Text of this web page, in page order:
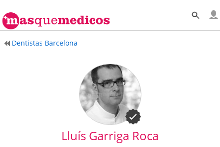
Dentistas Barcelona
Lluís Garriga Roca